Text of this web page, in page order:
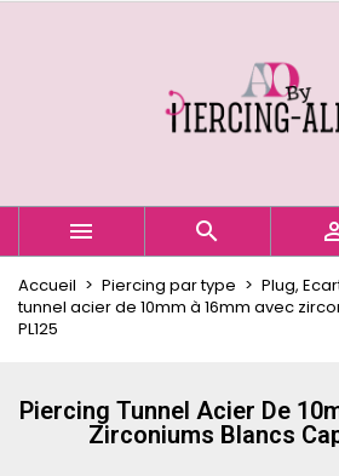
 
Accueil Piercing par type Plug,
tunnel acier de 10mm à 16mm avec
PL125
Piercing Tunnel Acier De
Zirconiums Blancs
Créer une nouvelle liste
Nom de la liste d'envies
Annuler
Vous devez être connecté pour
à votre liste d'envies.
Annuler